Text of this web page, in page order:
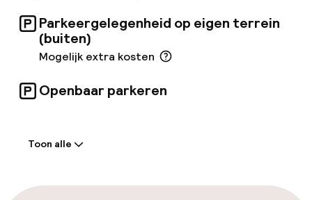
Parkeergelegenheid op eigen terrein
(buiten)
Mogelijk extra kosten
Openbaar parkeren
Meertalige medewerkers
Toon alle